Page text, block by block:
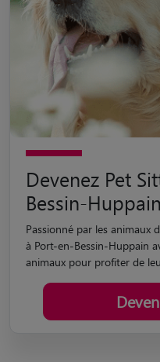
Devenez Pet
Bessin-
Passionné par les animaux
animaux pour profiter de